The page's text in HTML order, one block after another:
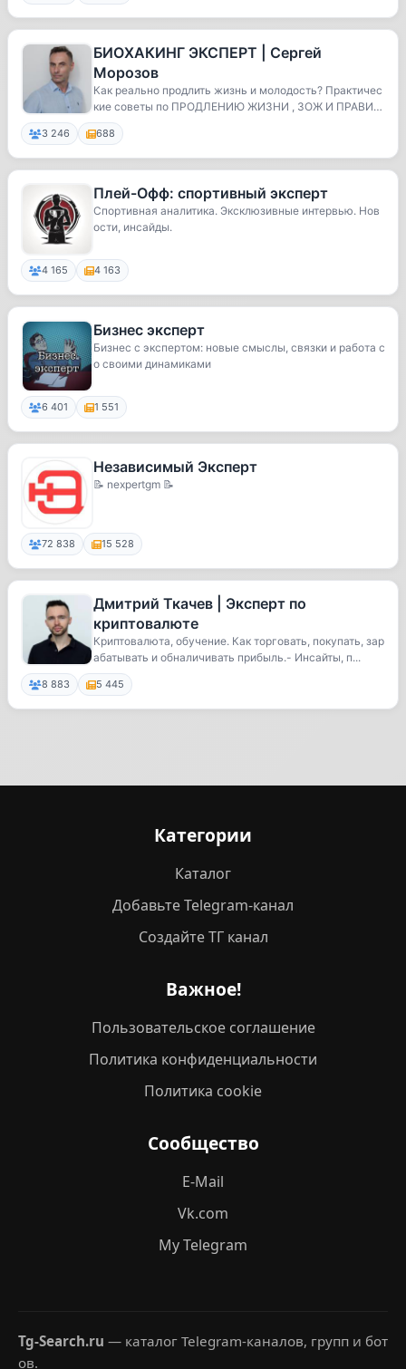
БИОХАКИНГ ЭКСПЕРТ | Сергей
Морозов
Как реально продлить жизнь и молодость? Практичес
кие советы по ПРОДЛЕНИЮ ЖИЗНИ , ЗОЖ И ПРАВИЛ
ЬНОМ...
3 246 688
Плей-Офф: спортивный эксперт
Спортивная аналитика. Эксклюзивные интервью. Нов
ости, инсайды.
4 165 4 163
Бизнес эксперт
Бизнес с экспертом: новые смыслы, связки и работа с
о своими динамиками
6 401 1 551
Независимый Эксперт
📝 nexpertgm 📝
72 838 15 528
Дмитрий Ткачев | Эксперт по
криптовалюте
Криптовалюта, обучение. Как торговать, покупать, зар
абатывать и обналичивать прибыль.- Инсайты, п...
8 883 5 445
Категории
Каталог
Добавьте Telegram-канал
Создайте ТГ канал
Важное!
Пользовательское соглашение
Политика конфиденциальности
Политика cookie
Сообщество
E-Mail
Vk.com
My Telegram
Tg-Search.ru — каталог Telegram-каналов, групп и бот
ов.